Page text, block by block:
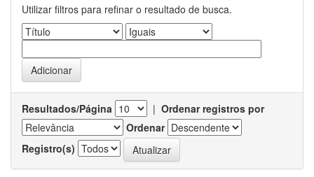
Utilizar filtros para refinar o resultado de busca.
Resultados/Página | Ordenar registros por
Ordenar
Registro(s)